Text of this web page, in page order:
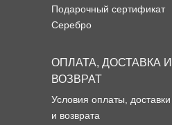
Условия оплаты, доставки
и возврата
ОПЛАТА, ДОСТАВКА И
ВОЗВРАТ
Подарочный сертификат
Серебро